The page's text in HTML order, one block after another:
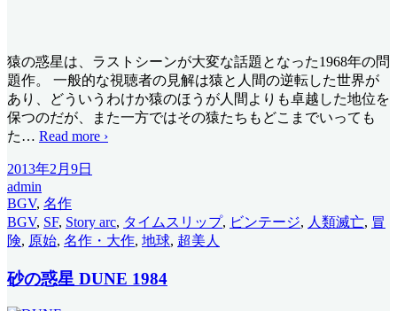
猿の惑星は、ラストシーンが大変な話題となった1968年の問
題作。 一般的な視聴者の見解は猿と人間の逆転した世界が
あり、どういうわけか猿のほうが人間よりも卓越した地位を
保つのだが、また一方ではその猿たちもどこまでいっても
た… Read more ›
2013年2月9日
admin
BGV, 名作
BGV, SF, Story arc, タイムスリップ, ビンテージ, 人類滅亡, 冒
険, 原始, 名作・大作, 地球, 超美人
砂の惑星 DUNE 1984